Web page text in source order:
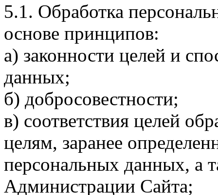
5.1. Обработка
основе принципов:
а) законности целей и
данных;
б) добросовестности;
в) соответствия целей
целям, заранее
персональных данных, а
Администрации Сайта;